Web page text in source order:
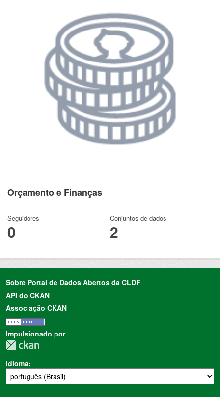
Orçamento e Finanças
Seguidores
0
Conjuntos de dados
2
Sobre Portal de Dados Abertos da CLDF
API do CKAN
Associação CKAN
Impulsionado por
Idioma